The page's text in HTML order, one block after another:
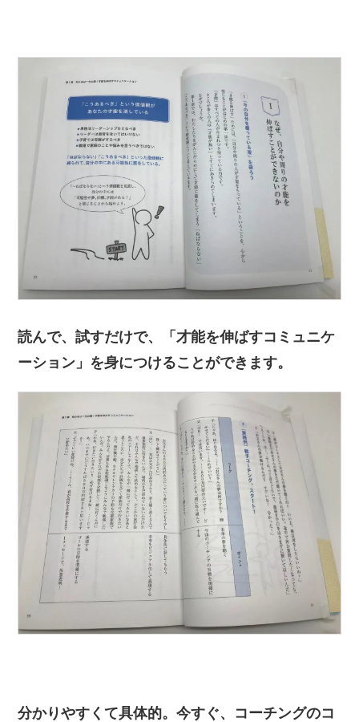
読んで、試すだけで、「才能を伸ばすコミュニケ
ーション」を身につけることができます。
分かりやすくて具体的。今すぐ、コーチングのコ